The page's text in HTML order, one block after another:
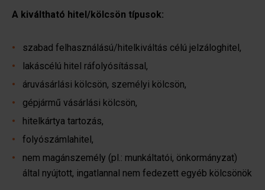
A kiváltható hitel/kölcsön típusok:
szabad felhasználású/hitelkiváltás célú jelzáloghitel,
lakáscélú hitel ráfolyósítással,
áruvásárlási kölcsön, személyi kölcsön,
gépjármű vásárlási kölcsön,
hitelkártya tartozás,
folyószámlahitel,
nem magánszemély (pl.: munkáltatói, önkormányzat)
által nyújtott, ingatlannal nem fedezett egyéb kölcsönök